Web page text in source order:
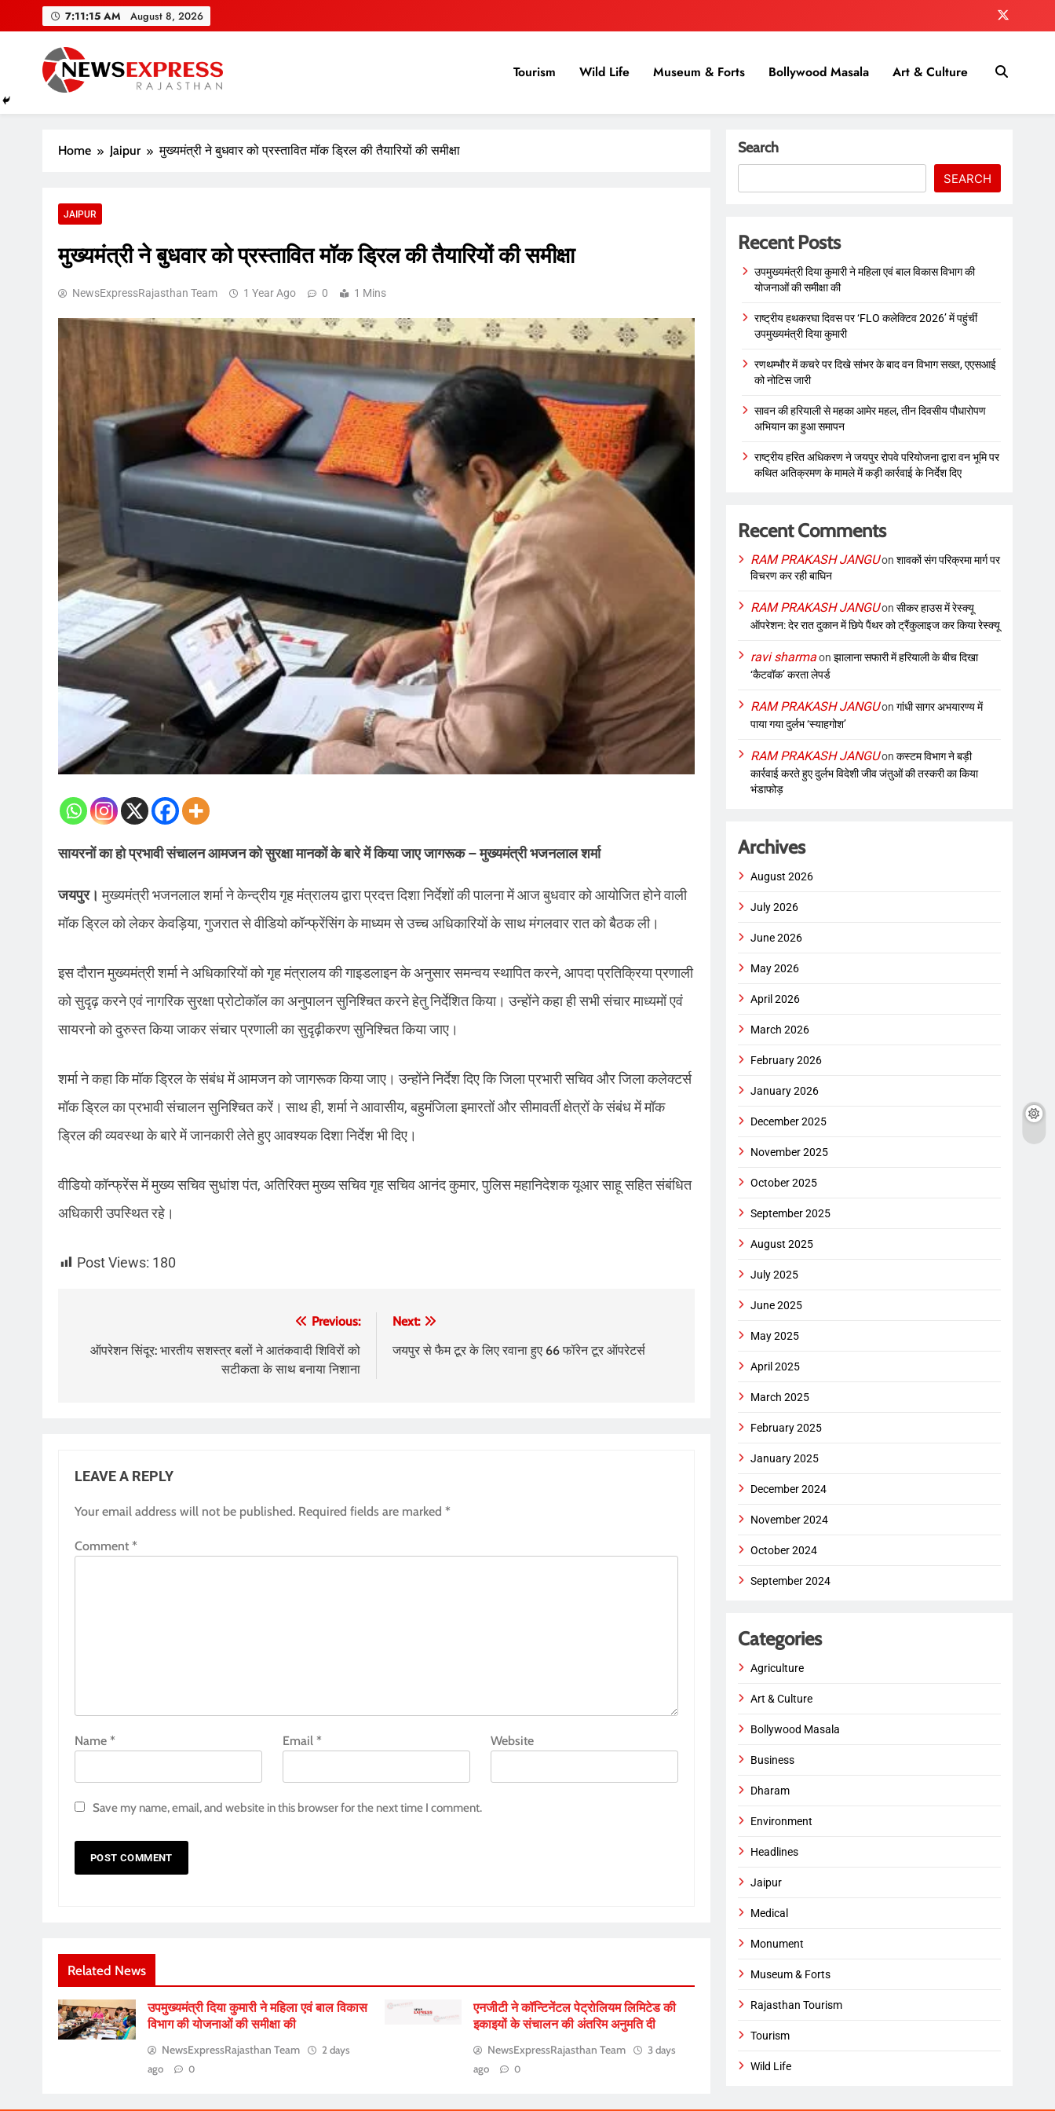
7:11:16 AM August 8, 2026
Tourism Wild Life Museum & Forts Bollywood Masala Art & Culture
Home Jaipur मुख्यमंत्री ने बुधवार को प्रस्तावित मॉक ड्रिल की तैयारियों की समीक्षा
JAIPUR
मुख्यमंत्री ने बुधवार को प्रस्तावित मॉक ड्रिल की तैयारियों की समीक्षा
NewsExpressRajasthan Team 1 Year Ago 0 1 Mins
सायरनों का हो प्रभावी संचालन आमजन को सुरक्षा मानकों के बारे में किया जाए जागरूक – मुख्यमंत्री भजनलाल शर्मा
जयपुर।मुख्यमंत्री भजनलाल शर्मा ने केन्द्रीय गृह मंत्रालय द्वारा प्रदत्त दिशा निर्देशों की पालना में आज बुधवार को आयोजित होने वाली
मॉक ड्रिल को लेकर केवड़िया, गुजरात से वीडियो कॉन्फ्रेंसिंग के माध्यम से उच्च अधिकारियों के साथ मंगलवार रात को बैठक ली।
इस दौरान मुख्यमंत्री शर्मा ने अधिकारियों को गृह मंत्रालय की गाइडलाइन के अनुसार समन्वय स्थापित करने, आपदा प्रतिक्रिया प्रणाली
को सुदृढ़ करने एवं नागरिक सुरक्षा प्रोटोकॉल का अनुपालन सुनिश्चित करने हेतु निर्देशित किया। उन्होंने कहा ही सभी संचार माध्यमों एवं
सायरनो को दुरुस्त किया जाकर संचार प्रणाली का सुदृढ़ीकरण सुनिश्चित किया जाए।
शर्मा ने कहा कि मॉक ड्रिल के संबंध में आमजन को जागरूक किया जाए। उन्होंने निर्देश दिए कि जिला प्रभारी सचिव और जिला कलेक्टर्स
मॉक ड्रिल का प्रभावी संचालन सुनिश्चित करें। साथ ही, शर्मा ने आवासीय, बहुमंजिला इमारतों और सीमावर्ती क्षेत्रों के संबंध में मॉक
ड्रिल की व्यवस्था के बारे में जानकारी लेते हुए आवश्यक दिशा निर्देश भी दिए।
वीडियो कॉन्फ्रेंस में मुख्य सचिव सुधांश पंत, अतिरिक्त मुख्य सचिव गृह सचिव आनंद कुमार, पुलिस महानिदेशक यूआर साहू सहित संबंधित
अधिकारी उपस्थित रहे।
Post Views: 180
navigation
Previous:
ऑपरेशन सिंदूर: भारतीय सशस्त्र बलों ने आतंकवादी शिविरों को
सटीकता के साथ बनाया निशाना
Next:
जयपुर से फैम टूर के लिए रवाना हुए 66 फॉरेन टूर ऑपरेटर्स
LEAVE A REPLY
Your email address will not be published. Required fields are marked *
Comment *
Name * Email* Website
Save my name, email, and website in this browser for the next time I comment.
Related News
उपमुख्यमंत्री दिया कुमारी ने महिला एवं बाल विकास
विभाग की योजनाओं की समीक्षा की
NewsExpressRajasthan Team
2 days
ago
0
एनजीटी ने कॉन्टिनेंटल पेट्रोलियम लिमिटेड की
इकाइयों के संचालन की अंतरिम अनुमति दी
NewsExpressRajasthan Team
3 days
ago
0
Search
SEARCH
Recent Posts
उपमुख्यमंत्री दिया कुमारी ने महिला एवं बाल विकास विभाग की
योजनाओं की समीक्षा की
राष्ट्रीय हथकरघा दिवस पर ‘FLO कलेक्टिव 2026’ में पहुंचीं
उपमुख्यमंत्री दिया कुमारी
रणथम्भौर में कचरे पर दिखे सांभर के बाद वन विभाग सख्त, एएसआई
को नोटिस जारी
सावन की हरियाली से महका आमेर महल, तीन दिवसीय पौधारोपण
अभियान का हुआ समापन
राष्ट्रीय हरित अधिकरण ने जयपुर रोपवे परियोजना द्वारा वन भूमि पर
कथित अतिक्रमण के मामले में कड़ी कार्रवाई के निर्देश दिए
Recent Comments
RAM PRAKASH JANGUonशावकों संग परिक्रमा मार्ग पर
विचरण कर रही बाघिन
RAM PRAKASH JANGUonसीकर हाउस में रेस्क्यू
ऑपरेशन: देर रात दुकान में छिपे पैंथर को ट्रैंकुलाइज कर किया रेस्क्यू
ravi sharmaonझालाना सफारी में हरियाली के बीच दिखा
‘कैटवॉक’ करता लेपर्ड
RAM PRAKASH JANGUonगांधी सागर अभयारण्य में
पाया गया दुर्लभ ‘स्याहगोश’
RAM PRAKASH JANGUonकस्टम विभाग ने बड़ी
कार्रवाई करते हुए दुर्लभ विदेशी जीव जंतुओं की तस्करी का किया
भंडाफोड़
Archives
August 2026
July 2026
June 2026
May 2026
April 2026
March 2026
February 2026
January 2026
December 2025
November 2025
October 2025
September 2025
August 2025
July 2025
June 2025
May 2025
April 2025
March 2025
February 2025
January 2025
December 2024
November 2024
October 2024
September 2024
Categories
Agriculture
Art & Culture
Bollywood Masala
Business
Dharam
Environment
Headlines
Jaipur
Medical
Monument
Museum & Forts
Rajasthan Tourism
Tourism
Wild Life